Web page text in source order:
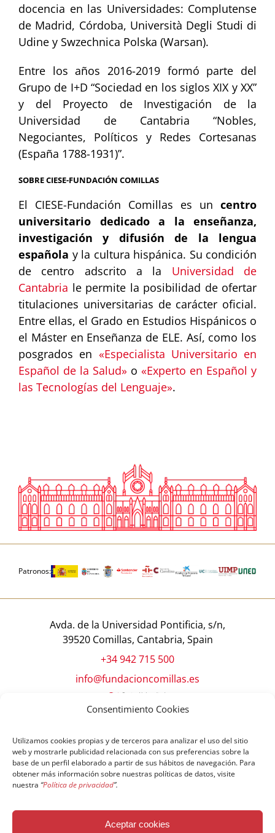
Consentimiento Cookies
Utilizamos cookies propias y de terceros para analizar el uso del sitio
web y mostrarle publicidad relacionada con sus preferencias sobre la
base de un perfil elaborado a partir de sus hábitos de navegación. Para
obtener más información sobre nuestras políticas de datos, visite
nuestra “Política de privacidad”.
Aceptar cookies
docencia en las Universidades: Complutense
de Madrid, Córdoba, Università Degli Studi di
Udine y Swzechnica Polska (Warsan).
Entre los años 2016-2019 formó parte del
Grupo de I+D “Sociedad en los siglos XIX y XX”
y del Proyecto de Investigación de la
Universidad de Cantabria “Nobles,
Negociantes, Políticos y Redes Cortesanas
(España 1788-1931)”.
SOBRE CIESE-FUNDACIÓN COMILLAS
El CIESE-Fundación Comillas es un centro
universitario dedicado a la enseñanza,
investigación y difusión de la lengua
española y la cultura hispánica. Su condición
de centro adscrito a la Universidad de
Cantabria le permite la posibilidad de ofertar
titulaciones universitarias de carácter oficial.
Entre ellas, el Grado en Estudios Hispánicos o
el Máster en Enseñanza de ELE. Así, como los
posgrados en «Especialista Universitario en
Español de la Salud» o «Experto en Español y
las Tecnologías del Lenguaje».
Patronos:
Avda. de la Universidad Pontificia, s/n,
39520 Comillas, Cantabria, Spain
+34 942 715 500
info@fundacioncomillas.es
© Copyright Fundación Comillas